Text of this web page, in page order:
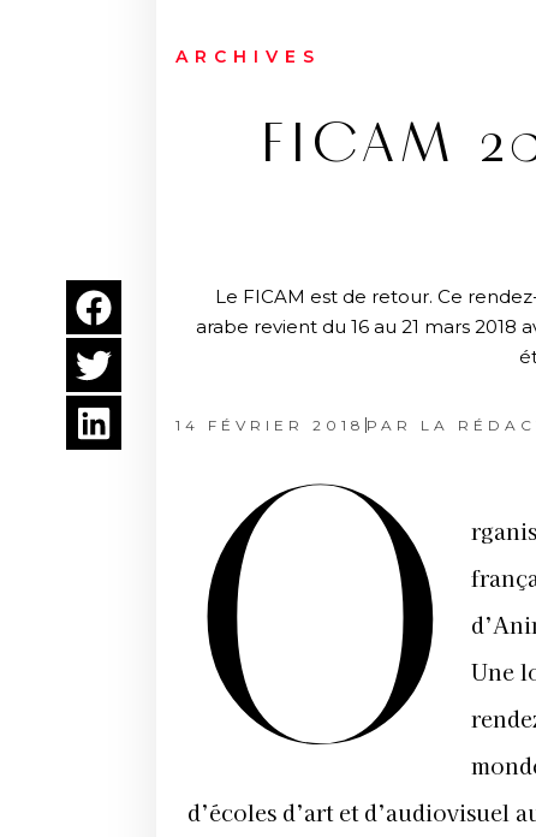
ARCHIVES
FICAM
Le FICAM est de retour. Ce
arabe revient du 16 au 21 mars
14 FÉVRIER 2018 PAR LA
O
Une
d’écoles d’art et d’audiovisuel